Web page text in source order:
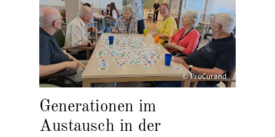
© ProCurand
Generationen im
Austausch in der